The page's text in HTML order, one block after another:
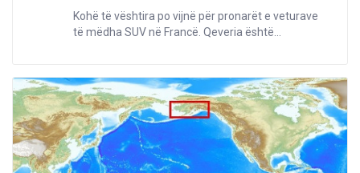
Kohë të vështira po vijnë për pronarët e veturave
të mëdha SUV në Francë. Qeveria është...